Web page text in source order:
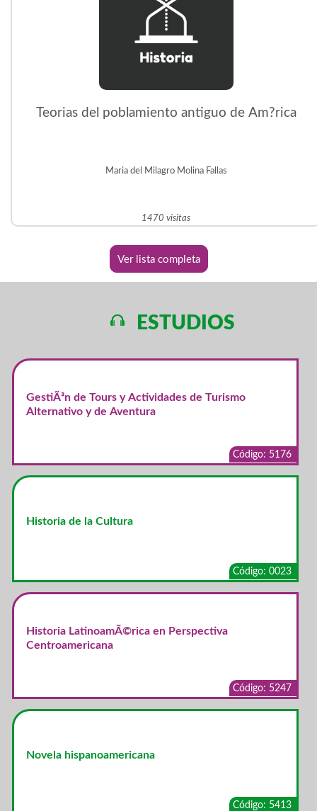
Teorias del poblamiento antiguo de Am?rica
Maria del Milagro Molina Fallas
1470 visitas
Ver lista completa
ESTUDIOS
GestiÃ³n de Tours y Actividades de Turismo
Alternativo y de Aventura
Código: 5176
Historia de la Cultura
Código: 0023
Historia LatinoamÃ©rica en Perspectiva
Centroamericana
Código: 5247
Novela hispanoamericana
Código: 5413